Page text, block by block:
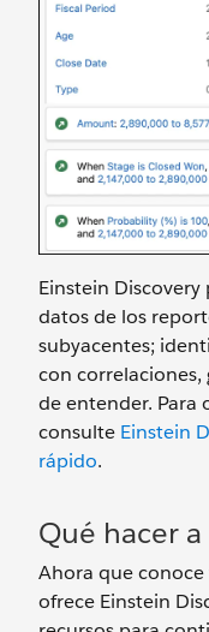
Einstein
datos de los
subyacentes;
con correlaciones,
de entender. Para
consulte Einstein
rápido.
Qué hacer
Ahora que
ofrece Einstein